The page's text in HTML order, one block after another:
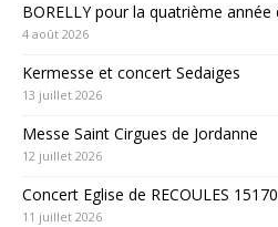
BORELLY pour la quatrième année
4 août 2026
Kermesse et concert Sedaiges
13 juillet 2026
Messe Saint Cirgues de Jordanne
12 juillet 2026
Concert Eglise de RECOULES 15170
11 juillet 2026